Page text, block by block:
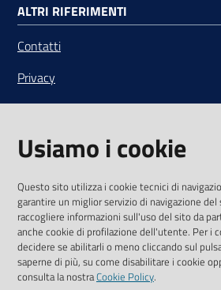
ALTRI RIFERIMENTI
Contatti
Privacy
Note legali
Media Policy
SEGUICI SU
YoutubeTwitterLinkedinFacebook
Usiamo i cookie
Questo sito utilizza i cookie tecnici di
garantire un miglior servizio di navigazione
raccogliere informazioni sull'uso del sito da
anche cookie di profilazione dell'utente. Per i
decidere se abilitarli o meno cliccando sul
saperne di più, su come disabilitare i cookie
consulta la nostraCookie Policy.